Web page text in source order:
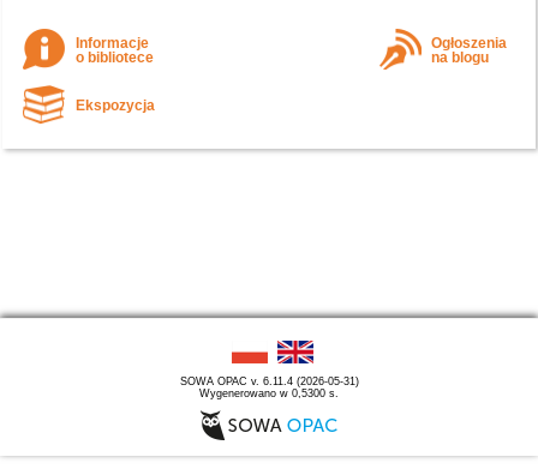
Informacje
o bibliotece
Ogłoszenia
na blogu
Ekspozycja
SOWA OPAC v. 6.11.4 (2026-05-31)
Wygenerowano w 0,5300 s.